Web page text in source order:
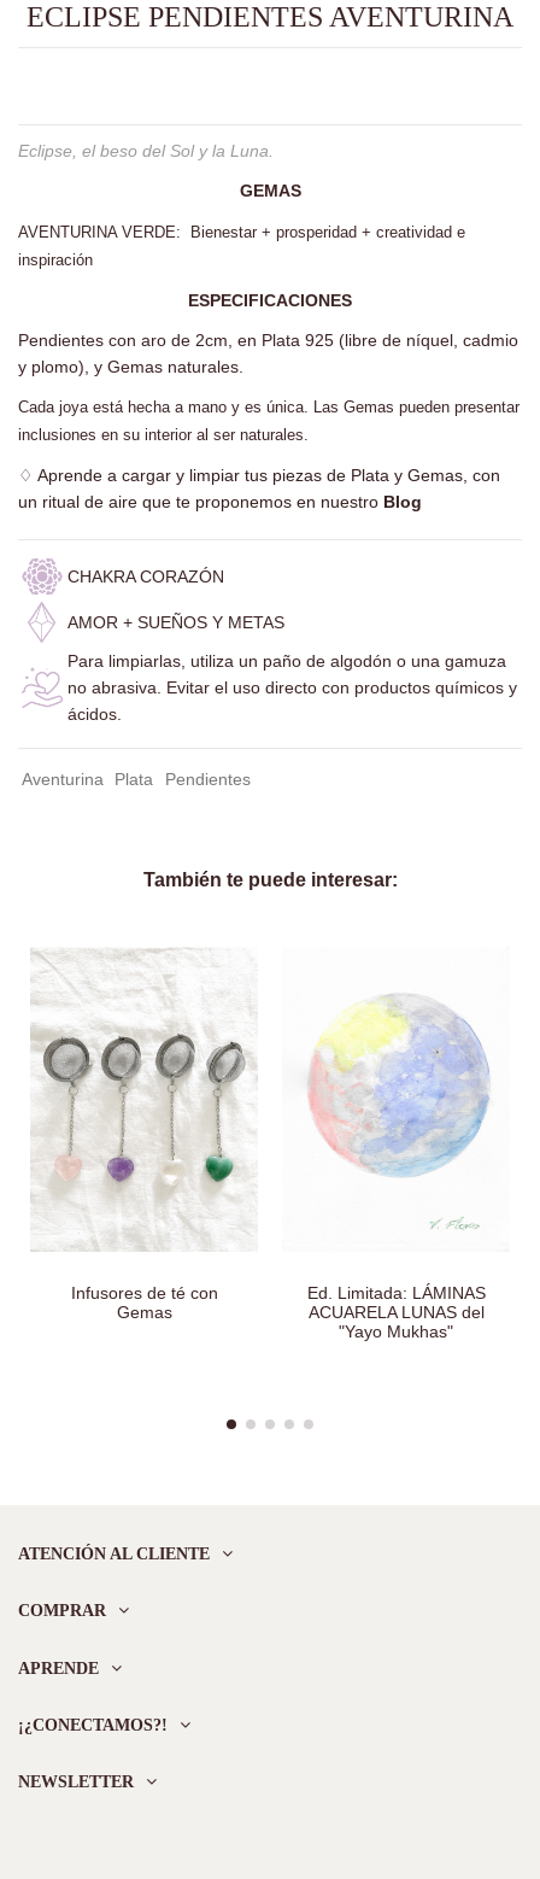
ECLIPSE PENDIENTES AVENTURINA
Eclipse, el beso del Sol y la Luna.
GEMAS
AVENTURINA VERDE: Bienestar + prosperidad + creatividad e
inspiración
ESPECIFICACIONES
Pendientes con aro de 2cm, en Plata 925 (libre de níquel, cadmio
y plomo), y Gemas naturales.
Cada joya está hecha a mano y es única. Las Gemas pueden presentar
inclusiones en su interior al ser naturales.
♢ Aprende a cargar y limpiar tus piezas de Plata y Gemas, con
un ritual de aire que te proponemos en nuestro Blog
CHAKRA CORAZÓN
AMOR + SUEÑOS Y METAS
Para limpiarlas, utiliza un paño de algodón o una gamuza
no abrasiva. Evitar el uso directo con productos químicos y
ácidos.
Aventurina Plata Pendientes
También te puede interesar:
Infusores de té con
Gemas
Ed. Limitada: LÁMINAS
ACUARELA LUNAS del
"Yayo Mukhas"
ATENCIÓN AL CLIENTE
COMPRAR
APRENDE
¡¿CONECTAMOS?!
NEWSLETTER